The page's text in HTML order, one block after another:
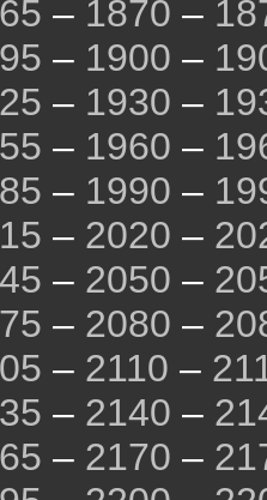
– 1870 –
– 1900 –
– 1930 –
– 1960 –
– 1990 –
– 2020 –
– 2050 –
– 2080 –
– 2110 –
– 2140 –
– 2170 –